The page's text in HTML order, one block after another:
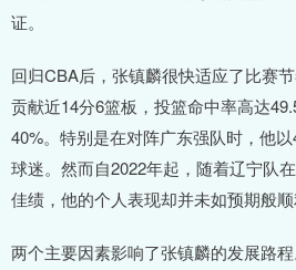
证。
回归CBA后，张镇麟很快适应了比赛
贡献近14分6篮板，投篮命中率高达
40%。特别是在对阵广东强队时，他
球迷。然而自2022年起，随着辽宁队
佳绩，他的个人表现却并未如预期般顺
两个主要因素影响了张镇麟的发展路程